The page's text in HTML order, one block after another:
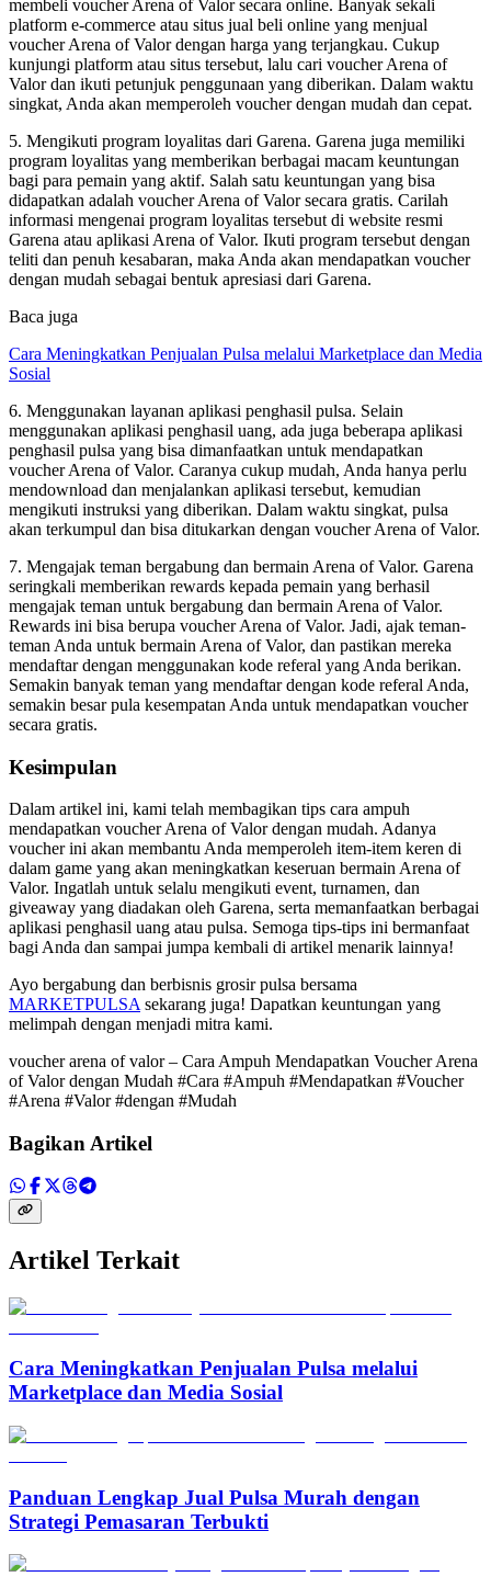
membeli voucher Arena of Valor secara online. Banyak sekali
platform e-commerce atau situs jual beli online yang menjual
voucher Arena of Valor dengan harga yang terjangkau. Cukup
kunjungi platform atau situs tersebut, lalu cari voucher Arena of
Valor dan ikuti petunjuk penggunaan yang diberikan. Dalam waktu
singkat, Anda akan memperoleh voucher dengan mudah dan cepat.
5. Mengikuti program loyalitas dari Garena. Garena juga memiliki
program loyalitas yang memberikan berbagai macam keuntungan
bagi para pemain yang aktif. Salah satu keuntungan yang bisa
didapatkan adalah voucher Arena of Valor secara gratis. Carilah
informasi mengenai program loyalitas tersebut di website resmi
Garena atau aplikasi Arena of Valor. Ikuti program tersebut dengan
teliti dan penuh kesabaran, maka Anda akan mendapatkan voucher
dengan mudah sebagai bentuk apresiasi dari Garena.
Baca juga
Cara Meningkatkan Penjualan Pulsa melalui Marketplace dan Media
Sosial
6. Menggunakan layanan aplikasi penghasil pulsa. Selain
menggunakan aplikasi penghasil uang, ada juga beberapa aplikasi
penghasil pulsa yang bisa dimanfaatkan untuk mendapatkan
voucher Arena of Valor. Caranya cukup mudah, Anda hanya perlu
mendownload dan menjalankan aplikasi tersebut, kemudian
mengikuti instruksi yang diberikan. Dalam waktu singkat, pulsa
akan terkumpul dan bisa ditukarkan dengan voucher Arena of Valor.
7. Mengajak teman bergabung dan bermain Arena of Valor. Garena
seringkali memberikan rewards kepada pemain yang berhasil
mengajak teman untuk bergabung dan bermain Arena of Valor.
Rewards ini bisa berupa voucher Arena of Valor. Jadi, ajak teman-
teman Anda untuk bermain Arena of Valor, dan pastikan mereka
mendaftar dengan menggunakan kode referal yang Anda berikan.
Semakin banyak teman yang mendaftar dengan kode referal Anda,
semakin besar pula kesempatan Anda untuk mendapatkan voucher
secara gratis.
Kesimpulan
Dalam artikel ini, kami telah membagikan tips cara ampuh
mendapatkan voucher Arena of Valor dengan mudah. Adanya
voucher ini akan membantu Anda memperoleh item-item keren di
dalam game yang akan meningkatkan keseruan bermain Arena of
Valor. Ingatlah untuk selalu mengikuti event, turnamen, dan
giveaway yang diadakan oleh Garena, serta memanfaatkan berbagai
aplikasi penghasil uang atau pulsa. Semoga tips-tips ini bermanfaat
bagi Anda dan sampai jumpa kembali di artikel menarik lainnya!
Ayo bergabung dan berbisnis grosir pulsa bersama
MARKETPULSA sekarang juga! Dapatkan keuntungan yang
melimpah dengan menjadi mitra kami.
voucher arena of valor – Cara Ampuh Mendapatkan Voucher Arena
of Valor dengan Mudah #Cara #Ampuh #Mendapatkan #Voucher
#Arena #Valor #dengan #Mudah
Bagikan Artikel
Artikel Terkait
Cara Meningkatkan Penjualan Pulsa melalui
Marketplace dan Media Sosial
Panduan Lengkap Jual Pulsa Murah dengan
Strategi Pemasaran Terbukti